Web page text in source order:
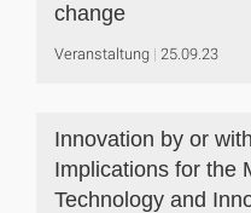
change
Veranstaltung 25.09.23
Innovation by or
Implications for the
Technology and